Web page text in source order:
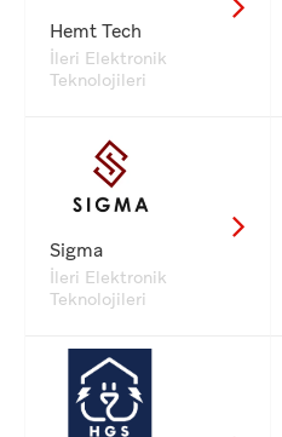
Hemt Tech
İleri Elektronik
Teknolojileri
Sigma
İleri Elektronik
Teknolojileri